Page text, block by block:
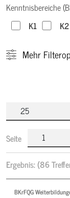
Kenntnisbereiche
K1
K2
Mehr
Seite
Ergebnis:(86
BKrFQG